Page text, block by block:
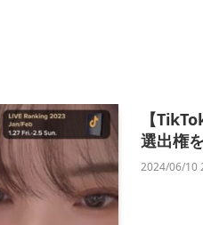
【
選出権
2024/06/10